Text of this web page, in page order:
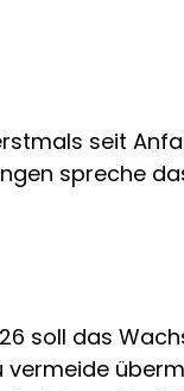
seit
spreche
soll das
vermeide